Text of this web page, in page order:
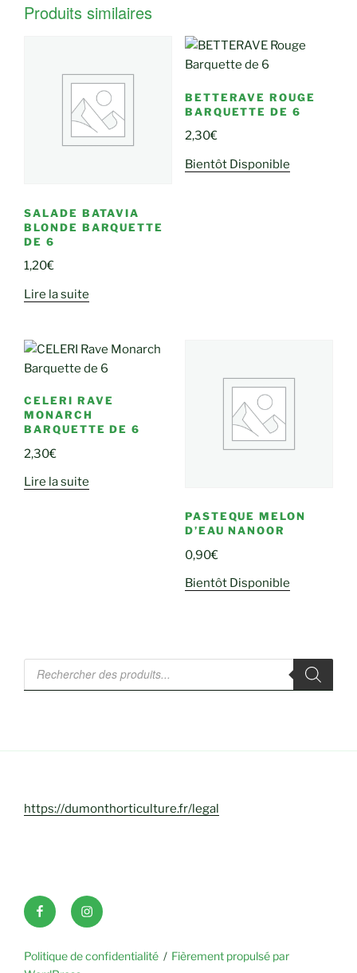
Produits similaires
SALADE BATAVIA
BLONDE BARQUETTE
DE 6
1,20€
Lire la suite
BETTERAVE ROUGE
BARQUETTE DE 6
2,30€
Bientôt Disponible
CELERI RAVE
MONARCH
BARQUETTE DE 6
2,30€
Lire la suite
PASTEQUE MELON
D’EAU NANOOR
0,90€
Bientôt Disponible
Recherche
de
produits
https://dumonthorticulture.fr/legal
FacebookINSTAGRAM
Politique de confidentialité
Fièrement propulsé par